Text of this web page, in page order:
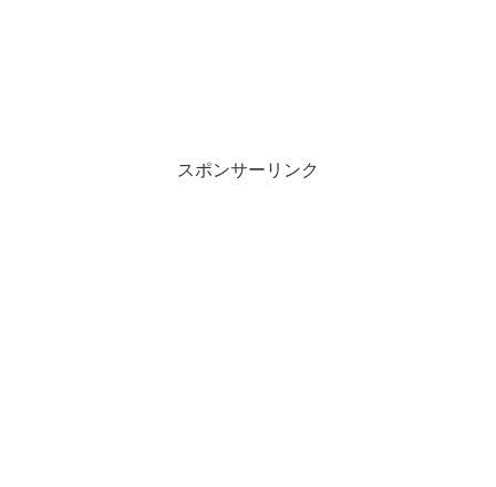
スポンサーリンク